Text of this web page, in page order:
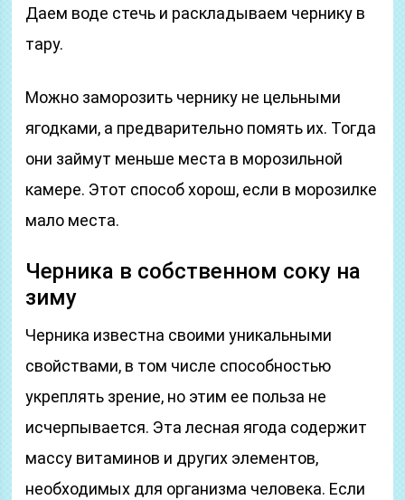
Даем воде стечь и раскладываем чернику в
тару.
Можно заморозить чернику не цельными
ягодками, а предварительно помять их. Тогда
они займут меньше места в морозильной
камере. Этот способ хорош, если в морозилке
мало места.
Черника в собственном соку на
зиму
Черника известна своими уникальными
свойствами, в том числе способностью
укреплять зрение, но этим ее польза не
исчерпывается. Эта лесная ягода содержит
массу витаминов и других элементов,
необходимых для организма человека. Если